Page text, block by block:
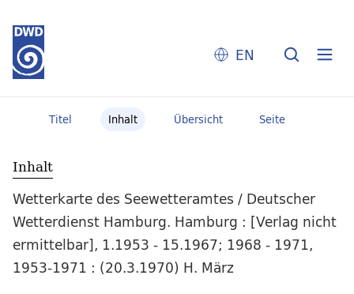
EN
Titel Inhalt Übersicht Seite
Inhalt
Wetterkarte des Seewetteramtes / Deutscher
Wetterdienst Hamburg. Hamburg : [Verlag nicht
ermittelbar], 1.1953 - 15.1967; 1968 - 1971,
1953-1971 : (20.3.1970) H. März